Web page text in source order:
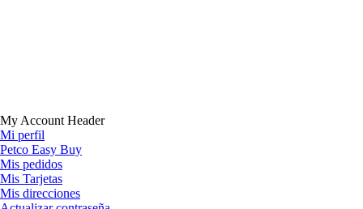
My Account Header
Mi perfil
Petco Easy Buy
Mis pedidos
Mis Tarjetas
Mis direcciones